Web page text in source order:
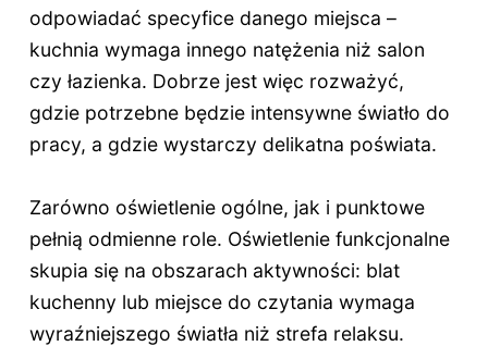
odpowiadać specyfice danego miejsca –
kuchnia wymaga innego natężenia niż salon
czy łazienka. Dobrze jest więc rozważyć,
gdzie potrzebne będzie intensywne światło do
pracy, a gdzie wystarczy delikatna poświata.
Zarówno oświetlenie ogólne, jak i punktowe
pełnią odmienne role. Oświetlenie funkcjonalne
skupia się na obszarach aktywności: blat
kuchenny lub miejsce do czytania wymaga
wyraźniejszego światła niż strefa relaksu.